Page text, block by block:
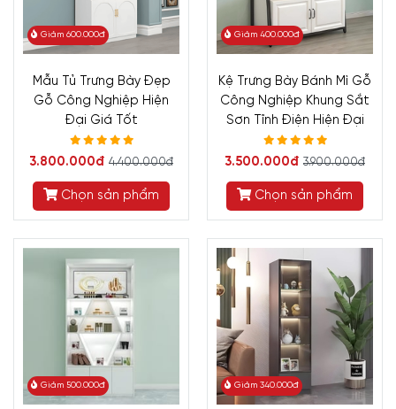
Giảm 600.000đ
Mẫu Tủ Trưng Bày Đẹp
Gỗ Công Nghiệp Hiện
Đại Giá Tốt
3.800.000đ 4.400.000đ
Chọn sản phẩm
Giảm 400.000đ
Kệ Trưng Bày Bánh Mì Gỗ
Công Nghiệp Khung Sắt
Sơn Tĩnh Điện Hiện Đại
3.500.000đ 3.900.000đ
Chọn sản phẩm
Giảm 500.000đ Giảm 340.000đ